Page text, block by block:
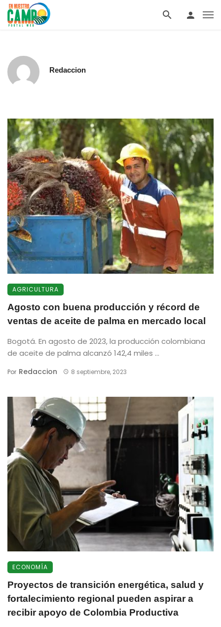
Redaccion
AGRICULTURA
Agosto con buena producción y récord de
ventas de aceite de palma en mercado local
Bogotá. En agosto de 2023, la producción colombiana
de aceite de palma alcanzó 142,4 miles ...
Por Redaccion 8 septiembre, 2023
ECONOMÍA
Proyectos de transición energética, salud y
fortalecimiento regional pueden aspirar a
recibir apoyo de Colombia Productiva